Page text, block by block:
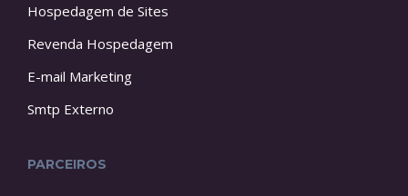
Hospedagem de Sites
Revenda Hospedagem
E-mail Marketing
Smtp Externo
PARCEIROS